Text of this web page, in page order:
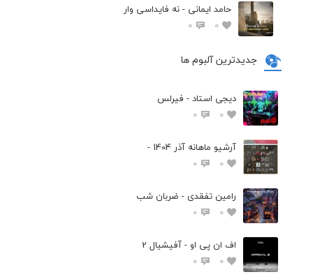
حامد ایمانی - نه فایداسی وار
0
0
جدیدترین آلبوم ها
دیجی استاد - فیرلس
0
0
آرشیو ماهانه آذر 1404 -
0
0
رامین تفقدی - ضربان شب
0
0
اف ان پی او - آفیشیال 2
0
0